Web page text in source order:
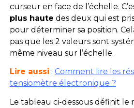
curseur en face de l’échelle.
plus haute des deux qui est
pour déterminer sa position.
pas que les 2 valeurs sont
même niveau sur l’échelle.
Lire aussi : Comment lire les
tensiomètre électronique ?
Le tableau ci-dessous définit le